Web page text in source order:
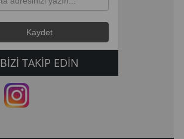
BIZI TAKIP EDIN